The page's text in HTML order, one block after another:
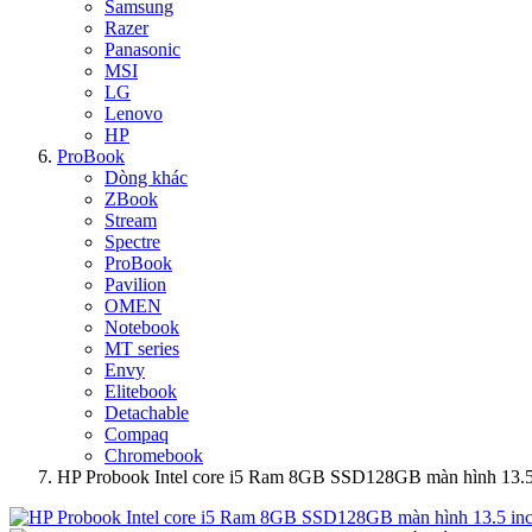
Samsung
Razer
Panasonic
MSI
LG
Lenovo
HP
ProBook
Dòng khác
ZBook
Stream
Spectre
ProBook
Pavilion
OMEN
Notebook
MT series
Envy
Elitebook
Detachable
Compaq
Chromebook
HP Probook Intel core i5 Ram 8GB SSD128GB màn hình